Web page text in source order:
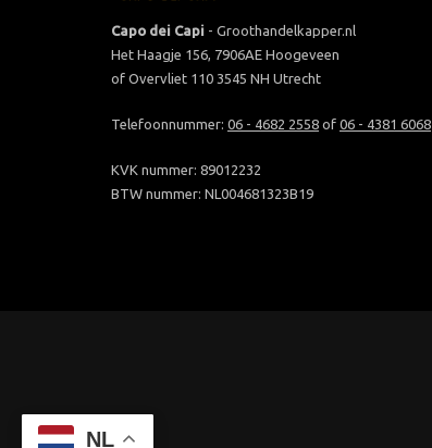
Capo dei Capi - Groothandelkapper.nl
Het Haagje 156, 7906AE Hoogeveen
of Overvliet 110 3545 NH Utrecht
Telefoonnummer: 06 - 4682 2558 of 06 - 4381 6068
KVK nummer: 89012232
BTW nummer: NL004681323B19
NL